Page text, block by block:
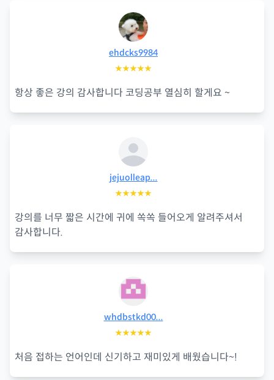
ehdcks9984
★★★★★
항상 좋은 강의 감사합니다 코딩공부 열심히 할게요 ~
jejuolleap...
★★★★★
강의를 너무 짧은 시간에 귀에 쏙쏙 들어오게 알려주셔서
감사합니다.
whdbstkd00...
★★★★★
처음 접하는 언어인데 신기하고 재미있게 배웠습니다~!